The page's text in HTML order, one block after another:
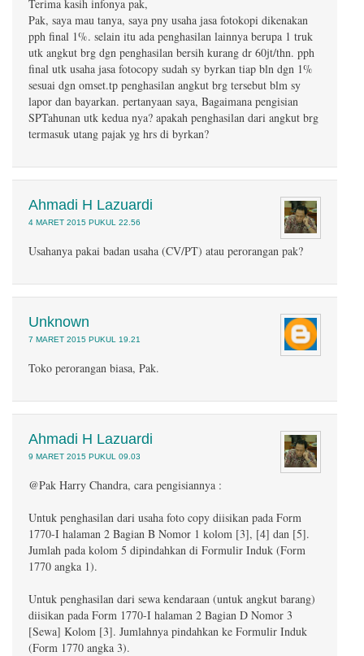
Terima kasih infonya pak,
Pak, saya mau tanya, saya pny usaha jasa fotokopi dikenakan
pph final 1%. selain itu ada penghasilan lainnya berupa 1 truk
utk angkut brg dgn penghasilan bersih kurang dr 60jt/thn. pph
final utk usaha jasa fotocopy sudah sy byrkan tiap bln dgn 1%
sesuai dgn omset.tp penghasilan angkut brg tersebut blm sy
lapor dan bayarkan. pertanyaan saya, Bagaimana pengisian
SPTahunan utk kedua nya? apakah penghasilan dari angkut brg
termasuk utang pajak yg hrs di byrkan?
Ahmadi H Lazuardi
4 MARET 2015 PUKUL 22.56
Usahanya pakai badan usaha (CV/PT) atau perorangan pak?
Unknown
7 MARET 2015 PUKUL 19.21
Toko perorangan biasa, Pak.
Ahmadi H Lazuardi
9 MARET 2015 PUKUL 09.03
@Pak Harry Chandra, cara pengisiannya :
Untuk penghasilan dari usaha foto copy diisikan pada Form
1770-I halaman 2 Bagian B Nomor 1 kolom [3], [4] dan [5].
Jumlah pada kolom 5 dipindahkan di Formulir Induk (Form
1770 angka 1).
Untuk penghasilan dari sewa kendaraan (untuk angkut barang)
diisikan pada Form 1770-I halaman 2 Bagian D Nomor 3
[Sewa] Kolom [3]. Jumlahnya pindahkan ke Formulir Induk
(Form 1770 angka 3).